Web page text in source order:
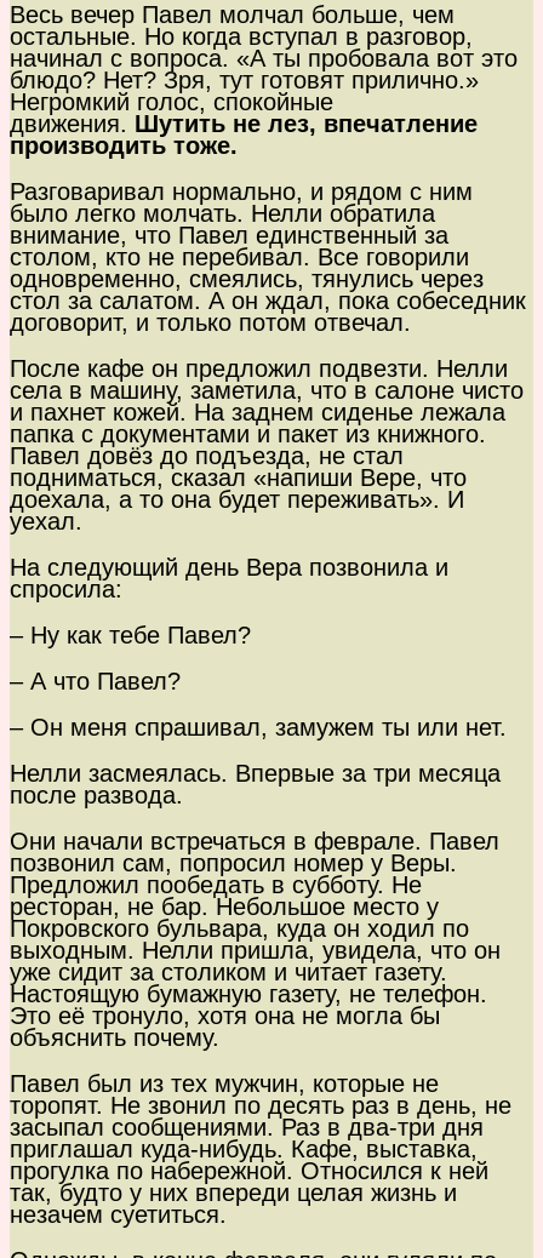
Весь вечер Павел молчал больше, чем
остальные. Но когда вступал в разговор,
начинал с вопроса. «А ты пробовала вот это
блюдо? Нет? Зря, тут готовят прилично.»
Негромкий голос, спокойные
движения. Шутить не лез, впечатление
производить тоже.
Разговаривал нормально, и рядом с ним
было легко молчать. Нелли обратила
внимание, что Павел единственный за
столом, кто не перебивал. Все говорили
одновременно, смеялись, тянулись через
стол за салатом. А он ждал, пока собеседник
договорит, и только потом отвечал.
После кафе он предложил подвезти. Нелли
села в машину, заметила, что в салоне чисто
и пахнет кожей. На заднем сиденье лежала
папка с документами и пакет из книжного.
Павел довёз до подъезда, не стал
подниматься, сказал «напиши Вере, что
доехала, а то она будет переживать». И
уехал.
На следующий день Вера позвонила и
спросила:
– Ну как тебе Павел?
– А что Павел?
– Он меня спрашивал, замужем ты или нет.
Нелли засмеялась. Впервые за три месяца
после развода.
Они начали встречаться в феврале. Павел
позвонил сам, попросил номер у Веры.
Предложил пообедать в субботу. Не
ресторан, не бар. Небольшое место у
Покровского бульвара, куда он ходил по
выходным. Нелли пришла, увидела, что он
уже сидит за столиком и читает газету.
Настоящую бумажную газету, не телефон.
Это её тронуло, хотя она не могла бы
объяснить почему.
Павел был из тех мужчин, которые не
торопят. Не звонил по десять раз в день, не
засыпал сообщениями. Раз в два-три дня
приглашал куда-нибудь. Кафе, выставка,
прогулка по набережной. Относился к ней
так, будто у них впереди целая жизнь и
незачем суетиться.